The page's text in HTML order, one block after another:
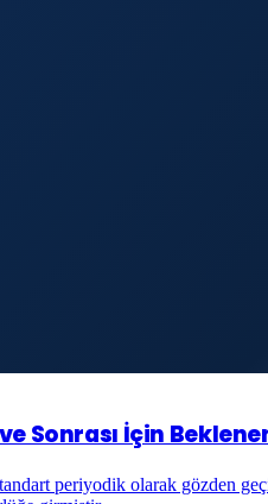
Sonrası İçin
periyodik olarak gözden